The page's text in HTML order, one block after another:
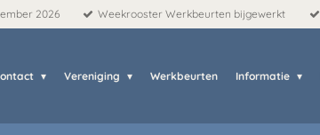
2026 Weekrooster Werkbeurten bijgewerkt
Vereniging Werkbeurten Informatie